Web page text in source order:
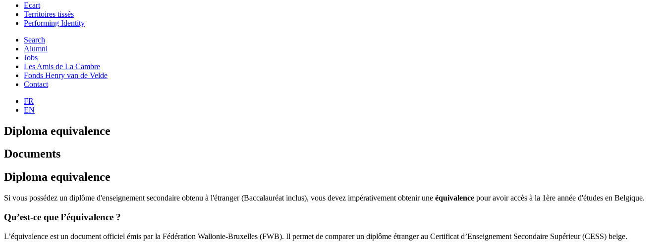
Ecart
Territoires tissés
Performing Identity
Search
Alumni
Jobs
Les Amis de La Cambre
Fonds Henry van de Velde
Contact
FR
EN
Diploma equivalence
Documents
Diploma equivalence
Si vous possédez un diplôme d'enseignement secondaire obtenu à l'étranger (Baccalauréat inclus), vous devez impérativement obtenir une équivalence pour avoir accès à la 1ère année d'études en Belgique.
Qu’est-ce que l’équivalence ?
L’équivalence est un document officiel émis par la Fédération Wallonie-Bruxelles (FWB). Il permet de comparer un diplôme étranger au Certificat d’Enseignement Secondaire Supérieur (CESS) belge.